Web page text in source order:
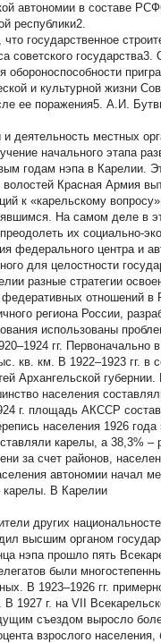
автономии в составе
республики2.
государственное
советского
обороноспособности
и культурной жизни
ее поражения5. А.И.
деятельность местных
начального этапа
годам нэпа в Карелии.
Красная Армия
к «карельскому
На самом деле в
их социально-
федерального центра и
для целостности
разные стратегии
отношений в
региона России,
использованы
гг. Первоначально
кв. км. В 1922–1923 гг. в
Архангельской
населения
г. площадь АКССР
населения 1926
карелы, а 38,3% –
за счет районов,
автономии начал
карелы. В Карелии
других
высшим органом
нэпа прошло пять
были
В 1923–1926 гг.
1927 г. на VII
съездом выросло
взрослого